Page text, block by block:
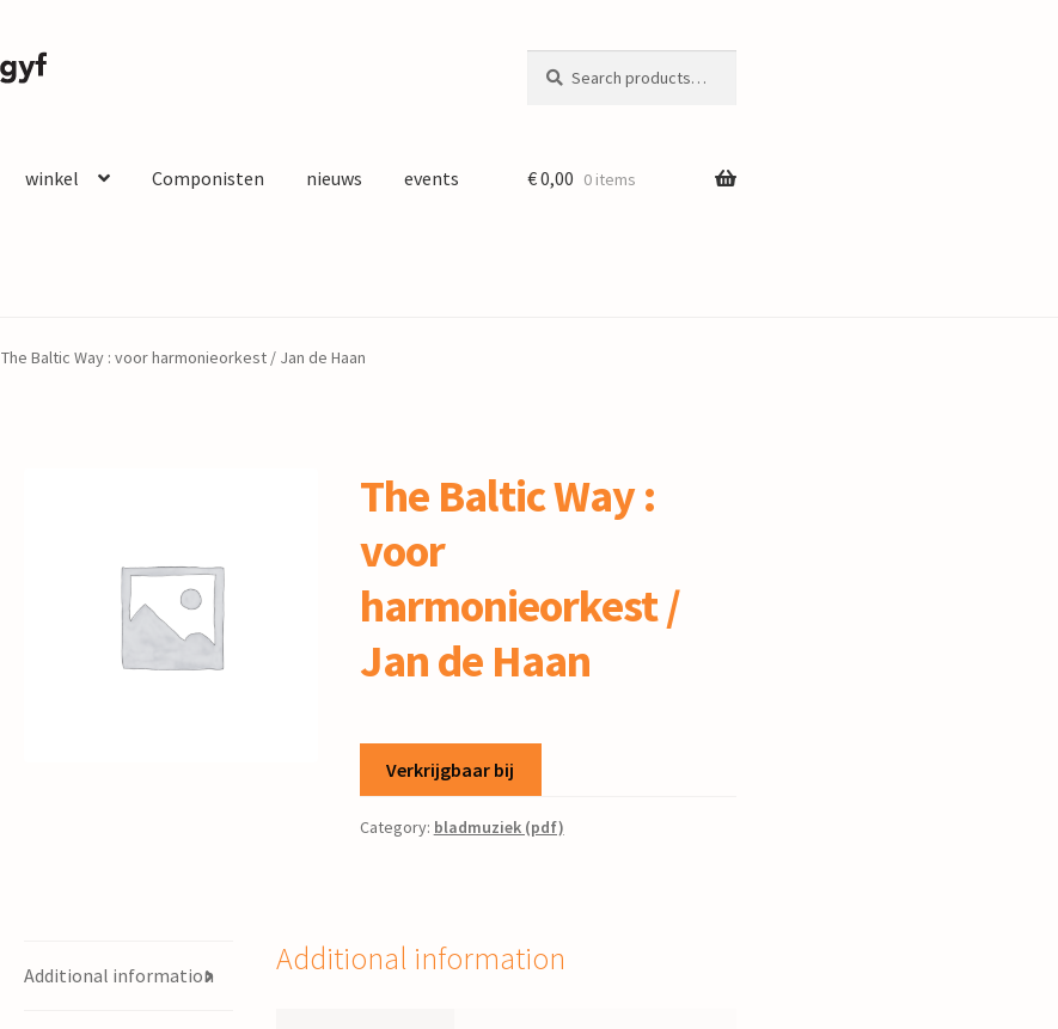
for:
winkel Componisten nieuws events €0,00 0 items
The Baltic Way : voor harmonieorkest / Jan de Haan
The Baltic Way :
voor
harmonieorkest /
Jan de Haan
Verkrijgbaar bij
Category: bladmuziek (pdf)
Additional information Additional information